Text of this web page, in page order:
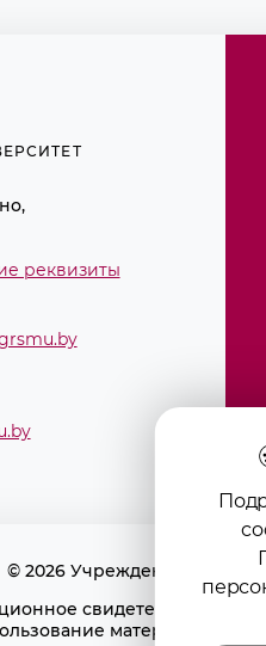
реквизиты
© 2026 Учреждение
свидетельство №
материалов